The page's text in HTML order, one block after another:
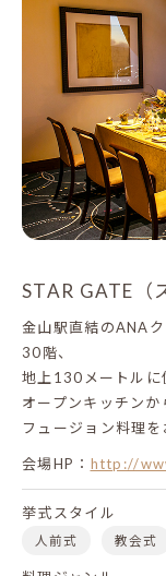
STAR GATE（
金山駅直結のANA
30階、
地上130メートルに
オープンキッチン
フュージョン料理を
会場HP： http://
挙式スタイル
人前式 教会式